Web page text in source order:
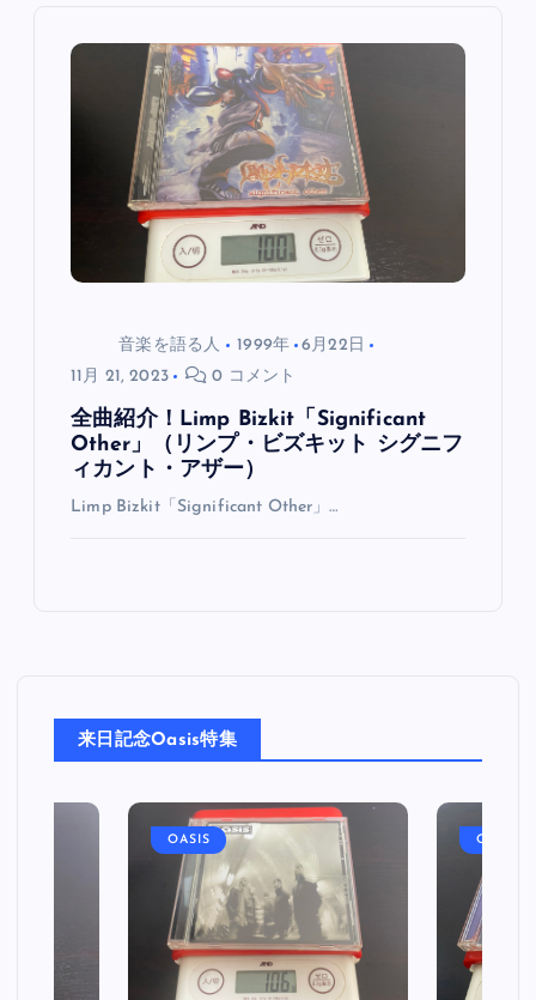
音楽を語る人 1999年
6月22日
11月 21, 2023
0 コメント
全曲紹介！Limp Bizkit「Significant
Other」（リンプ・ビズキット シグニフ
ィカント・アザー）
Limp Bizkit「Significant Other」…
来日記念Oasis特集
OASIS OASIS